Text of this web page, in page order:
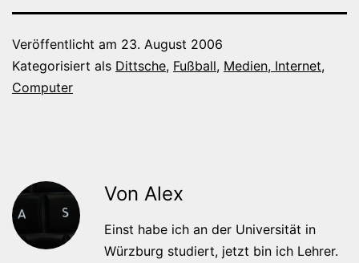
Veröffentlicht am 23. August 2006
Kategorisiert als Dittsche, Fußball, Medien, Internet,
Computer
Von Alex
Einst habe ich an der Universität in
Würzburg studiert, jetzt bin ich Lehrer.